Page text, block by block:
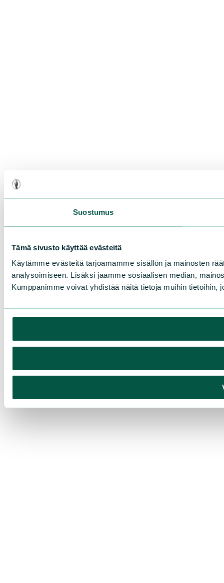
Suostumus
Tämä sivusto käyttää evästeitä
Käytämme evästeitä tarjoamamme sisällön ja mainosten
analysoimiseen. Lisäksi jaamme sosiaalisen median,
Kumppanimme voivat yhdistää näitä tietoja muihin tietoihin,